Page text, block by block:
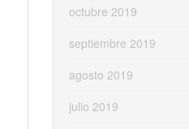
octubre 2019
septiembre 2019
agosto 2019
julio 2019